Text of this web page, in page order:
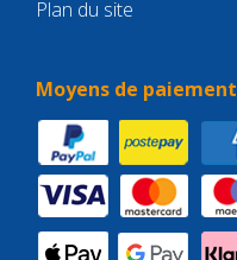
Plan du site
Moyens de paiement